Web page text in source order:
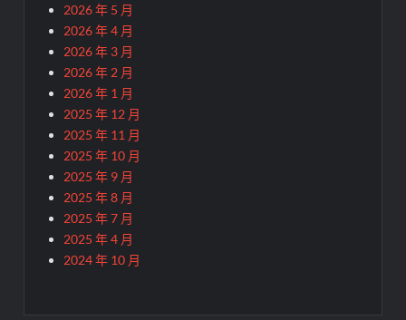
2026 年 5 月
2026 年 4 月
2026 年 3 月
2026 年 2 月
2026 年 1 月
2025 年 12 月
2025 年 11 月
2025 年 10 月
2025 年 9 月
2025 年 8 月
2025 年 7 月
2025 年 4 月
2024 年 10 月